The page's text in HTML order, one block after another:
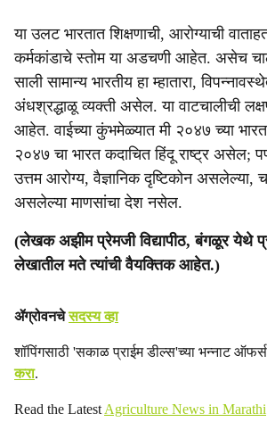
या उलट भारतात शिक्षणाची, आरोग्याची
कर्मकांडाचे स्तोम या अडचणी आहेत. असेच
साली सामान्य भारतीय हा म्हातारा,
अंधश्रद्धाळू व्यक्ती असेल. या वाटचालीची
आहेत. वाईच्या कुंभमेळ्यात मी २०४७ च्या
२०४७ चा भारत कदाचित हिंदू राष्ट्र असेल;
उत्तम आरोग्य, वैज्ञानिक दृष्टिकोन असलेल्या,
असलेल्या माणसांचा देश नसेल.
(लेखक अझीम प्रेमजी विद्यापीठ, बंगळूर येथे
लेखातील मते त्यांची वैयक्तिक आहेत.)
ॲग्रोवनचेसदस्य व्हा
शॉपिंगसाठी 'सकाळ प्राईम डील्स'च्या भन्नाट
करा.
Read the Latest Agriculture News in Marathi